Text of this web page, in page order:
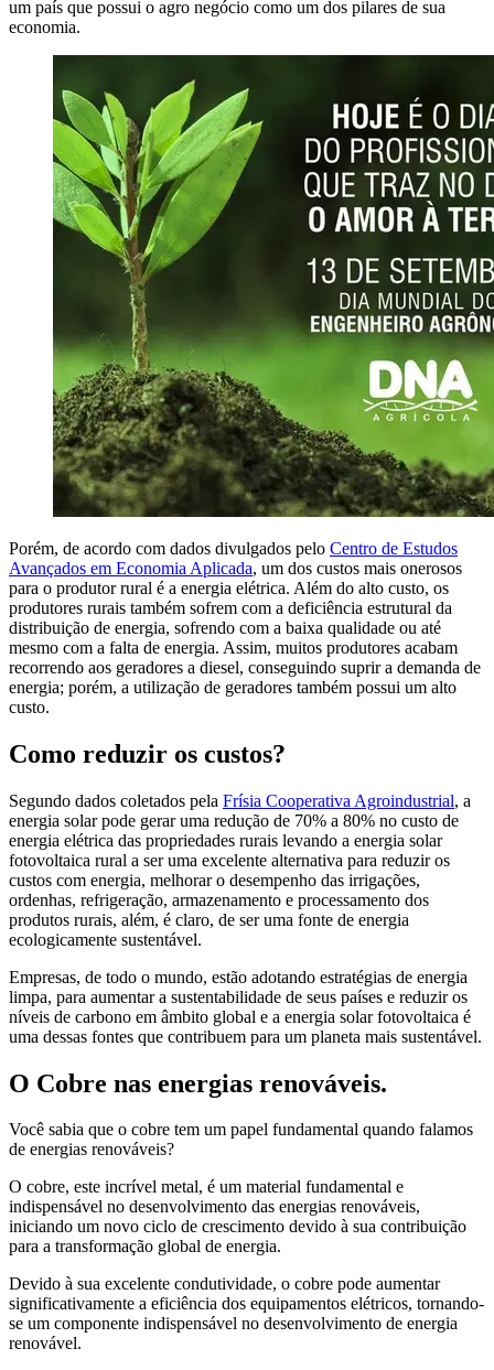
um país que possui o agro negócio como um dos pilares de sua
economia.
Porém, de acordo com dados divulgados pelo Centro de Estudos
Avançados em Economia Aplicada, um dos custos mais onerosos
para o produtor rural é a energia elétrica. Além do alto custo, os
produtores rurais também sofrem com a deficiência estrutural da
distribuição de energia, sofrendo com a baixa qualidade ou até
mesmo com a falta de energia. Assim, muitos produtores acabam
recorrendo aos geradores a diesel, conseguindo suprir a demanda de
energia; porém, a utilização de geradores também possui um alto
custo.
Como reduzir os custos?
Segundo dados coletados pela Frísia Cooperativa Agroindustrial, a
energia solar pode gerar uma redução de 70% a 80% no custo de
energia elétrica das propriedades rurais levando a energia solar
fotovoltaica rural a ser uma excelente alternativa para reduzir os
custos com energia, melhorar o desempenho das irrigações,
ordenhas, refrigeração, armazenamento e processamento dos
produtos rurais, além, é claro, de ser uma fonte de energia
ecologicamente sustentável.
Empresas, de todo o mundo, estão adotando estratégias de energia
limpa, para aumentar a sustentabilidade de seus países e reduzir os
níveis de carbono em âmbito global e a energia solar fotovoltaica é
uma dessas fontes que contribuem para um planeta mais sustentável.
O Cobre nas energias renováveis.
Você sabia que o cobre tem um papel fundamental quando falamos
de energias renováveis?
O cobre, este incrível metal, é um material fundamental e
indispensável no desenvolvimento das energias renováveis,
iniciando um novo ciclo de crescimento devido à sua contribuição
para a transformação global de energia.
Devido à sua excelente condutividade, o cobre pode aumentar
significativamente a eficiência dos equipamentos elétricos, tornando-
se um componente indispensável no desenvolvimento de energia
renovável.